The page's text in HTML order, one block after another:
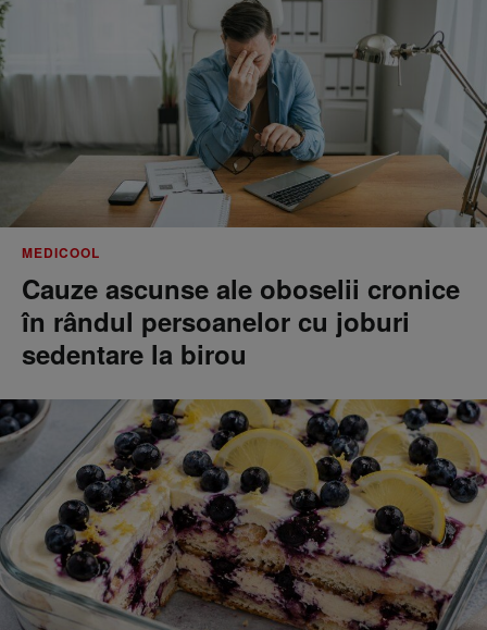
MEDICOOL
Cauze ascunse ale oboselii cronice
în rândul persoanelor cu joburi
sedentare la birou